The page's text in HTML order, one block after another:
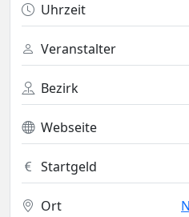
Uhrzeit
Veranstalter
Bezirk
Webseite
Startgeld
Ort